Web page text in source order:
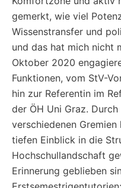
gemerkt, wie viel
Wissenstransfer und
und das hat mich nicht
Oktober 2020
Funktionen, vom StV-
hin zur Referentin im
der ÖH Uni Graz.
verschiedenen
tiefen Einblick in die
Hochschullandschaft
Erinnerung geblieben